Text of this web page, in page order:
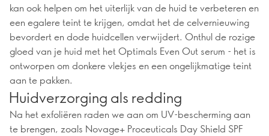
kan ook helpen om het uiterlijk van de huid te verbeteren en
een egalere teint te krijgen, omdat het de celvernieuwing
bevordert en dode huidcellen verwijdert. Onthul de rozige
gloed van je huid met het Optimals Even Out serum - het is
ontworpen om donkere vlekjes en een ongelijkmatige teint
aan te pakken.
Huidverzorging als redding
Na het exfoliëren raden we aan om UV-bescherming aan
te brengen, zoals Novage+ Proceuticals Day Shield SPF